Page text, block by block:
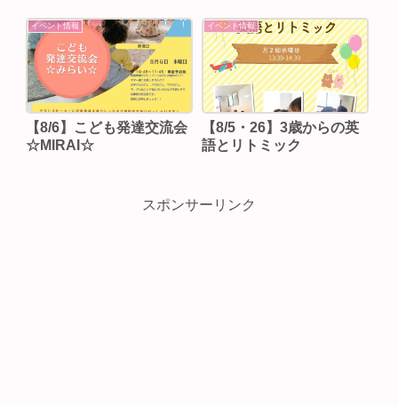
イベント情報
【8/6】こども発達交流会
☆MIRAI☆
イベント情報
【8/5・26】3歳からの英
語とリトミック
スポンサーリンク